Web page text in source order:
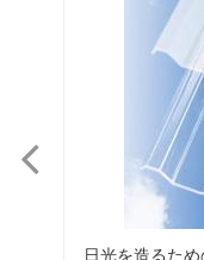
性の波形の半透明なポリ